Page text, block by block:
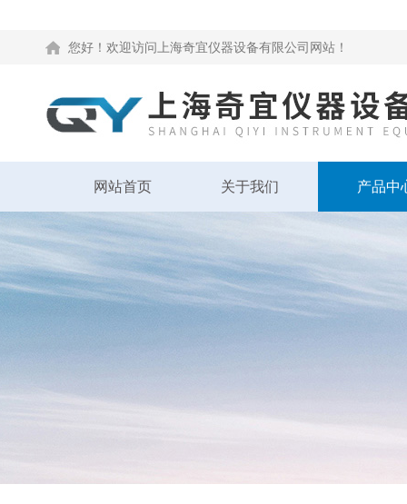
您好！欢迎访问上海奇宜仪器设备有限公司网站！
网站首页 关于我们 产品中